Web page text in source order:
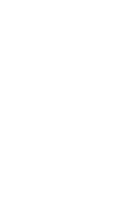
動電源機身已
｢斷線｣｡試咗
店員造型亮相,主打